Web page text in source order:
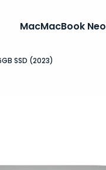
MacMacBook Neo
SSD (2023)